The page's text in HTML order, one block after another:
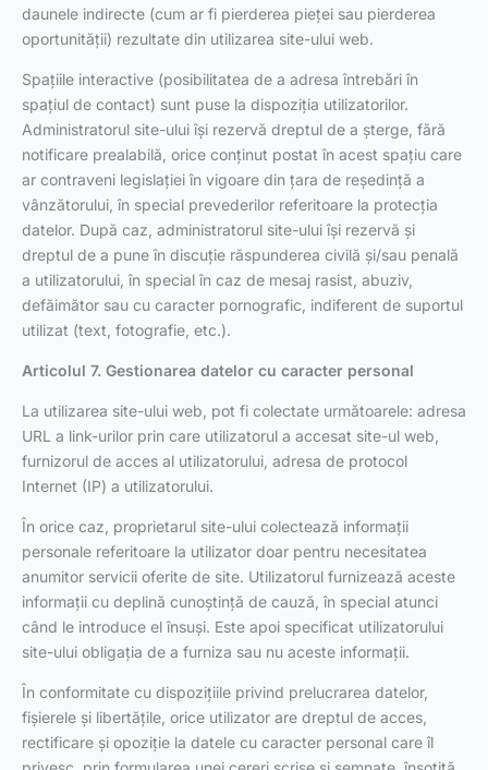
daunele indirecte (cum ar fi pierderea pieței sau pierderea
oportunității) rezultate din utilizarea site-ului web.
Spațiile interactive (posibilitatea de a adresa întrebări în
spațiul de contact) sunt puse la dispoziția utilizatorilor.
Administratorul site-ului își rezervă dreptul de a șterge, fără
notificare prealabilă, orice conținut postat în acest spațiu care
ar contraveni legislației în vigoare din țara de reședință a
vânzătorului, în special prevederilor referitoare la protecția
datelor. După caz, administratorul site-ului își rezervă și
dreptul de a pune în discuție răspunderea civilă și/sau penală
a utilizatorului, în special în caz de mesaj rasist, abuziv,
defăimător sau cu caracter pornografic, indiferent de suportul
utilizat (text, fotografie, etc.).
Articolul 7. Gestionarea datelor cu caracter personal
La utilizarea site-ului web, pot fi colectate următoarele: adresa
URL a link-urilor prin care utilizatorul a accesat site-ul web,
furnizorul de acces al utilizatorului, adresa de protocol
Internet (IP) a utilizatorului.
În orice caz, proprietarul site-ului colectează informații
personale referitoare la utilizator doar pentru necesitatea
anumitor servicii oferite de site. Utilizatorul furnizează aceste
informații cu deplină cunoștință de cauză, în special atunci
când le introduce el însuși. Este apoi specificat utilizatorului
site-ului obligația de a furniza sau nu aceste informații.
În conformitate cu dispozițiile privind prelucrarea datelor,
fișierele și libertățile, orice utilizator are dreptul de acces,
rectificare și opoziție la datele cu caracter personal care îl